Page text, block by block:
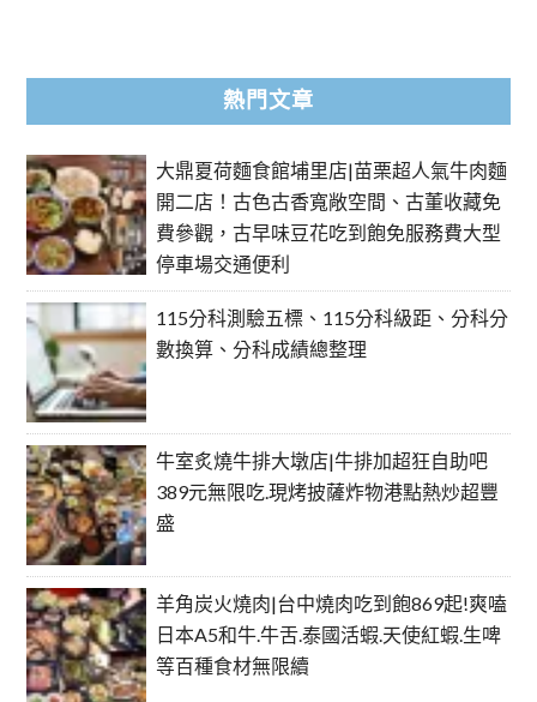
熱門文章
大鼎夏荷麵食館埔里店|苗栗超人氣牛肉麵
開二店！古色古香寬敞空間、古董收藏免
費參觀，古早味豆花吃到飽免服務費大型
停車場交通便利
115分科測驗五標、115分科級距、分科分
數換算、分科成績總整理
牛室炙燒牛排大墩店|牛排加超狂自助吧
389元無限吃.現烤披薩炸物港點熱炒超豐
盛
羊角炭火燒肉|台中燒肉吃到飽869起!爽嗑
日本A5和牛.牛舌.泰國活蝦.天使紅蝦.生啤
等百種食材無限續